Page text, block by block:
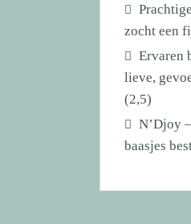
zocht een
Ervaren
lieve,
(2,5)
N’Djoy
baasjes